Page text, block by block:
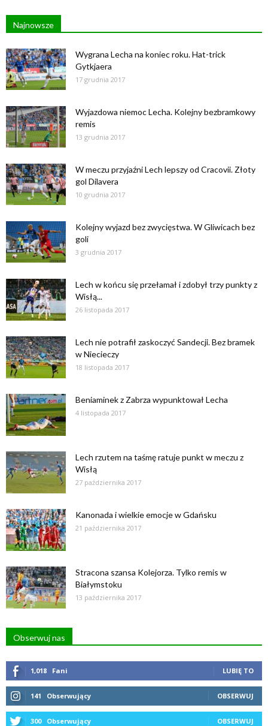
Najnowsze
Wygrana Lecha na koniec roku. Hat-trick
Gytkjaera
17 grudnia 2017
Wyjazdowa niemoc Lecha. Kolejny bezbramkowy
remis
13 grudnia 2017
W meczu przyjaźni Lech lepszy od Cracovii. Złoty
gol Dilavera
10 grudnia 2017
Kolejny wyjazd bez zwycięstwa. W Gliwicach bez
goli
3 grudnia 2017
Lech w końcu się przełamał i zdobył trzy punkty z
Wisłą...
26 listopada 2017
Lech nie potrafił zaskoczyć Sandecji. Bez bramek
w Niecieczy
18 listopada 2017
Beniaminek z Zabrza wypunktował Lecha
4 listopada 2017
Lech rzutem na taśmę ratuje punkt w meczu z
Wisłą
27 października 2017
Kanonada i wielkie emocje w Gdańsku
21 października 2017
Stracona szansa Kolejorza. Tylko remis w
Białymstoku
13 października 2017
Obserwuj nas
1,018 Fani LUBIĘ TO
141 Obserwujący OBSERWUJ
300 Obserwujący OBSERWUJ